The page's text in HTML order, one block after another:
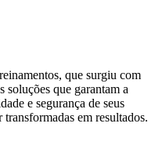
que surgiu com
soluções que garantam a
e segurança de seus
em resultados.